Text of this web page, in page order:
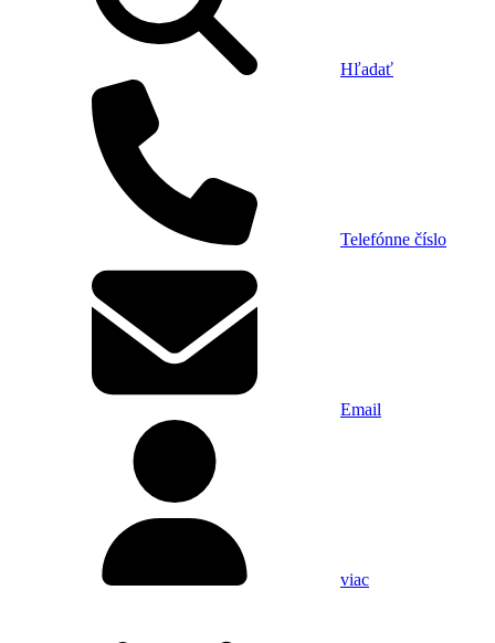
Hľadať
Telefónne číslo
Email
viac